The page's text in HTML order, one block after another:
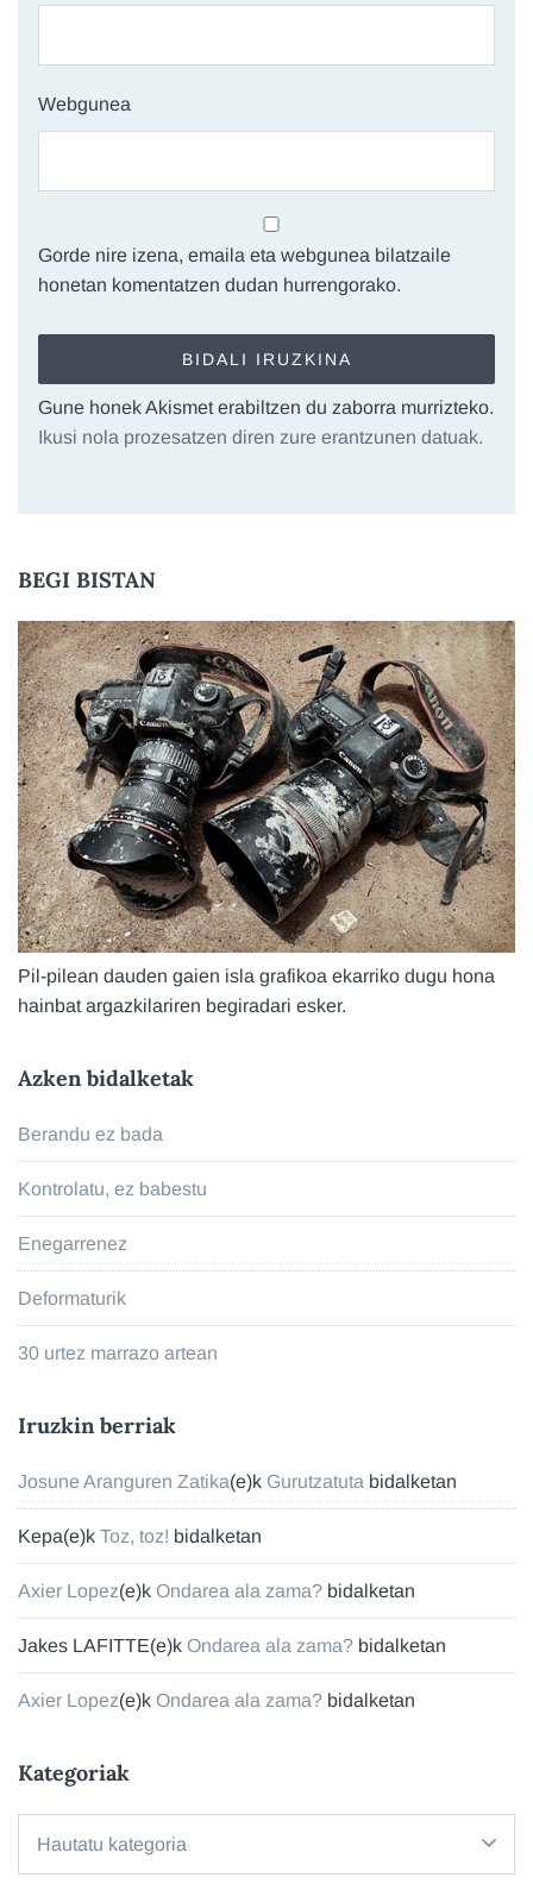
Webgunea
Gorde nire izena, emaila eta webgunea bilatzaile
honetan komentatzen dudan hurrengorako.
Gune honek Akismet erabiltzen du zaborra murrizteko.
Ikusi nola prozesatzen diren zure erantzunen datuak.
BEGI BISTAN
Pil-pilean dauden gaien isla grafikoa ekarriko dugu hona
hainbat argazkilariren begiradari esker.
Azken bidalketak
Berandu ez bada
Kontrolatu, ez babestu
Enegarrenez
Deformaturik
30 urtez marrazo artean
Iruzkin berriak
Josune Aranguren Zatika(e)k Gurutzatuta bidalketan
Kepa(e)k Toz, toz! bidalketan
Axier Lopez(e)k Ondarea ala zama? bidalketan
Jakes LAFITTE(e)k Ondarea ala zama? bidalketan
Axier Lopez(e)k Ondarea ala zama? bidalketan
Kategoriak